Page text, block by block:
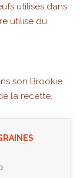
utilisés dans
utilise du
son Brookie.
la recette.